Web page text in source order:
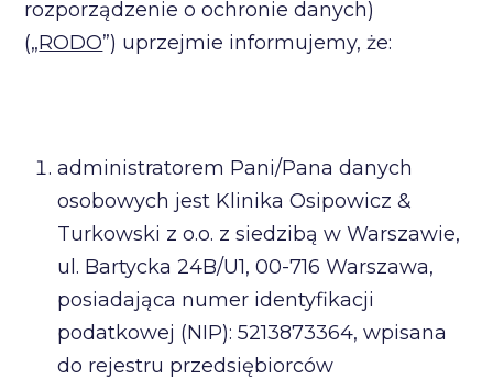
rozporządzenie o ochronie danych)
(„RODO”) uprzejmie informujemy, że:
administratorem Pani/Pana danych
osobowych jest Klinika Osipowicz &
Turkowski z o.o. z siedzibą w Warszawie,
ul. Bartycka 24B/U1, 00-716 Warszawa,
posiadająca numer identyfikacji
podatkowej (NIP): 5213873364, wpisana
do rejestru przedsiębiorców